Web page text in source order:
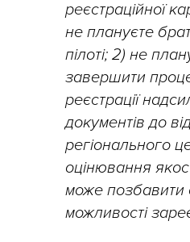
реєстраційної
не плануєте
пілоті; 2) не
завершити
реєстрації
документів до
регіонального
оцінювання
може позбавити
можливості